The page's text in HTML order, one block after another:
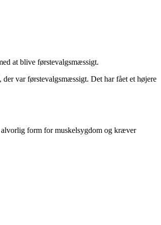
at blive førstevalgsmæssigt.
var førstevalgsmæssigt. Det har fået et højere
form for muskelsygdom og kræver